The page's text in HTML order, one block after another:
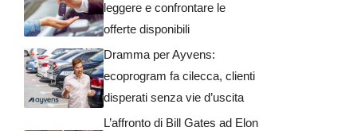
leggere e confrontare le
offerte disponibili
Dramma per Ayvens:
ecoprogram fa cilecca, clienti
disperati senza vie d’uscita
L’affronto di Bill Gates ad Elon